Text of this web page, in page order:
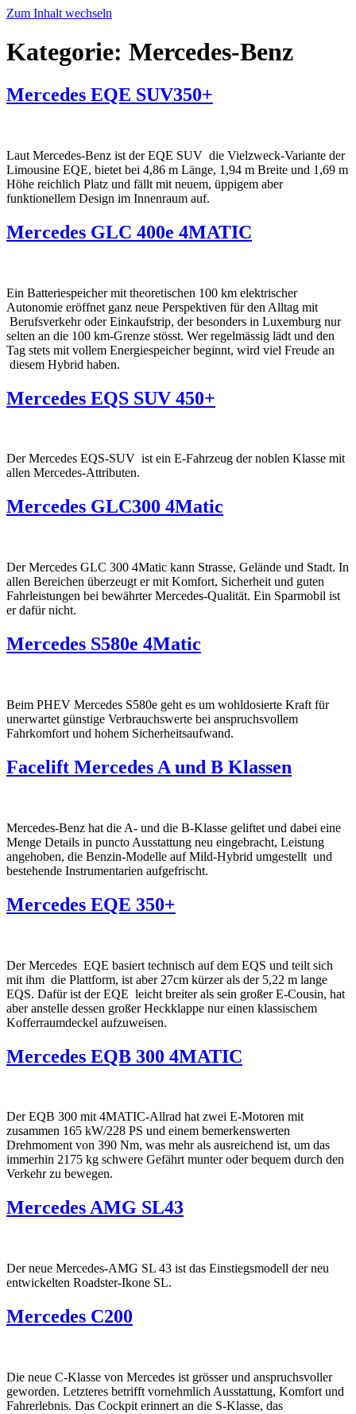
Zum Inhalt wechseln
Kategorie: Mercedes-Benz
Mercedes EQE SUV350+
Laut Mercedes-Benz ist der EQE SUV die Vielzweck-Variante der
Limousine EQE, bietet bei 4,86 m Länge, 1,94 m Breite und 1,69 m
Höhe reichlich Platz und fällt mit neuem, üppigem aber
funktionellem Design im Innenraum auf.
Mercedes GLC 400e 4MATIC
Ein Batteriespeicher mit theoretischen 100 km elektrischer
Autonomie eröffnet ganz neue Perspektiven für den Alltag mit
Berufsverkehr oder Einkaufstrip, der besonders in Luxemburg nur
selten an die 100 km-Grenze stösst. Wer regelmässig lädt und den
Tag stets mit vollem Energiespeicher beginnt, wird viel Freude an
diesem Hybrid haben.
Mercedes EQS SUV 450+
Der Mercedes EQS-SUV ist ein E-Fahrzeug der noblen Klasse mit
allen Mercedes-Attributen.
Mercedes GLC300 4Matic
Der Mercedes GLC 300 4Matic kann Strasse, Gelände und Stadt. In
allen Bereichen überzeugt er mit Komfort, Sicherheit und guten
Fahrleistungen bei bewährter Mercedes-Qualität. Ein Sparmobil ist
er dafür nicht.
Mercedes S580e 4Matic
Beim PHEV Mercedes S580e geht es um wohldosierte Kraft für
unerwartet günstige Verbrauchswerte bei anspruchsvollem
Fahrkomfort und hohem Sicherheitsaufwand.
Facelift Mercedes A und B Klassen
Mercedes-Benz hat die A- und die B-Klasse geliftet und dabei eine
Menge Details in puncto Ausstattung neu eingebracht, Leistung
angehoben, die Benzin-Modelle auf Mild-Hybrid umgestellt und
bestehende Instrumentarien aufgefrischt.
Mercedes EQE 350+
Der Mercedes EQE basiert technisch auf dem EQS und teilt sich
mit ihm die Plattform, ist aber 27cm kürzer als der 5,22 m lange
EQS. Dafür ist der EQE leicht breiter als sein großer E-Cousin, hat
aber anstelle dessen großer Heckklappe nur einen klassischem
Kofferraumdeckel aufzuweisen.
Mercedes EQB 300 4MATIC
Der EQB 300 mit 4MATIC-Allrad hat zwei E-Motoren mit
zusammen 165 kW/228 PS und einem bemerkenswerten
Drehmoment von 390 Nm, was mehr als ausreichend ist, um das
immerhin 2175 kg schwere Gefährt munter oder bequem durch den
Verkehr zu bewegen.
Mercedes AMG SL43
Der neue Mercedes-AMG SL 43 ist das Einstiegsmodell der neu
entwickelten Roadster-Ikone SL.
Mercedes C200
Die neue C-Klasse von Mercedes ist grösser und anspruchsvoller
geworden. Letzteres betrifft vornehmlich Ausstattung, Komfort und
Fahrerlebnis. Das Cockpit erinnert an die S-Klasse, das